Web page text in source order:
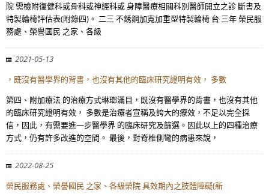
院 需檢附復健科或骨科或神經科或 身障醫療相關科別醫師開立之診 斷書及
特製輪椅評估表(附錄四)。 二三 不銹鋼加寬加重型特製輪椅 台 三年 榮民服
務處、榮譽國民 之家、各級
2021-05-13
，既沒有醫學界的背書，也沒有其他的臨床研究證明有效， 多數
第四、附加療法 的治療方式琳瑯滿目，既沒有醫學界的背書，也沒有其他
的臨床研究證明有效， 多數是治療者宣稱及誇大的療效，不足以完全採
信，因此，有需要進一步醫學界 的臨床研究及篩選。因此以上的四種治療
方式，仍有許多改進的空間。 最後，對脊椎側彎的病患來說，
2022-08-25
榮民服務處、榮譽國民 之家、各級榮院 具效期內之肢體障礙(新